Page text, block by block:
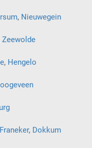
, Nieuwegein
Zeewolde
, Hengelo
Franeker, Dokkum